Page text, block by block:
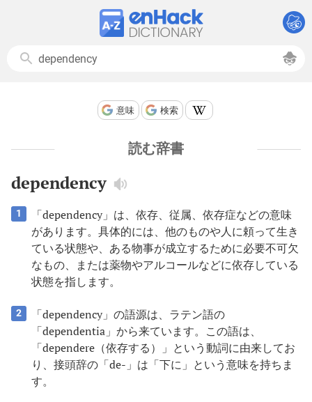
意味 検索
読む辞書
dependency
1
「dependency」は、依存、従属、依存症などの意味
があります。具体的には、他のものや人に頼って生き
ている状態や、ある物事が成立するために必要不可欠
なもの、または薬物やアルコールなどに依存している
状態を指します。
2
「dependency」の語源は、ラテン語の
「dependentia」から来ています。この語は、
「dependere（依存する）」という動詞に由来してお
り、接頭辞の「de-」は「下に」という意味を持ちま
す。